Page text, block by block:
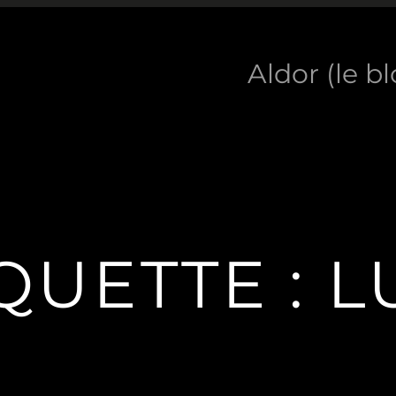
Aldor (le
: